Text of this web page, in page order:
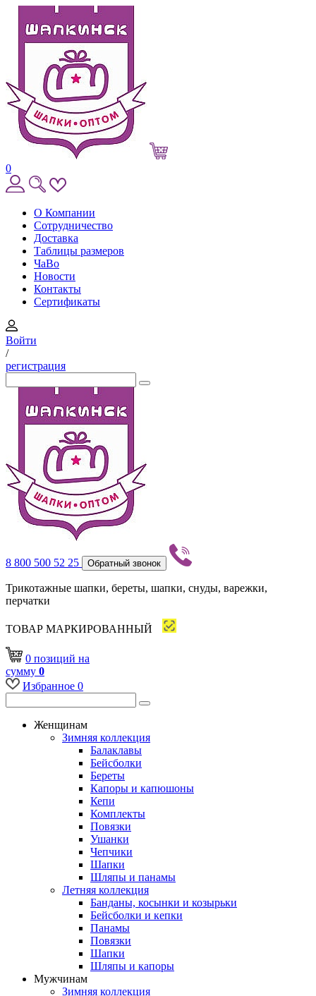
0
О Компании
Сотрудничество
Доставка
Таблицы размеров
ЧаВо
Новости
Контакты
Сертификаты
Войти
/
регистрация
8 800 500 52 25 Обратный звонок
Трикотажные шапки, береты, шапки, снуды, варежки,
перчатки
ТОВАР МАРКИРОВАННЫЙ
0 позиций на
сумму 0
Избранное 0
Женщинам
Зимняя коллекция
Балаклавы
Бейсболки
Береты
Капоры и капюшоны
Кепи
Комплекты
Повязки
Ушанки
Чепчики
Шапки
Шляпы и панамы
Летняя коллекция
Банданы, косынки и козырьки
Бейсболки и кепки
Панамы
Повязки
Шапки
Шляпы и капоры
Мужчинам
Зимняя коллекция